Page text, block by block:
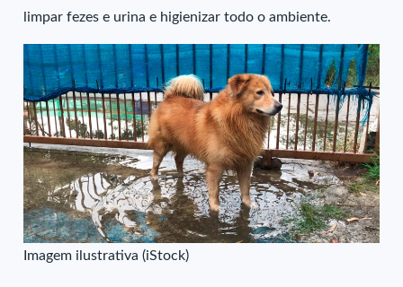
limpar fezes e urina e higienizar todo o ambiente.
Imagem ilustrativa (iStock)